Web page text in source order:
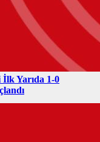
Yarıda 1-0